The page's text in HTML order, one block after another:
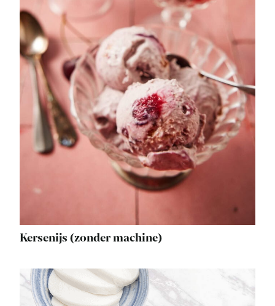
Kersenijs (zonder machine)